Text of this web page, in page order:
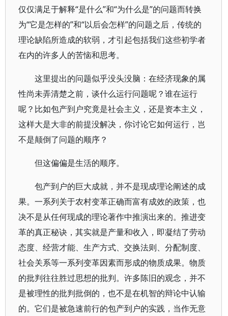
仅仅满足于解释“是什么”和“为什么是”的问题而转换
为“它是怎样的”和“以后会怎样”的问题之后，传统的
理论缺陷所造成的软弱，才引起包括我们这些初学者
在内的许多人的苦恼和思考。
这里提出的问题似乎没头没脑：在经济现象的属
性尚未弄清楚之前，谈什么运行问题呢？谁在运行
呢？比如包产到户究竟是社会主义，还是资本主义，
这样大是大非的前提没解决，你讨论它如何运行，岂
不是颠倒了问题的顺序？
但这偏偏是生活的顺序。
包产到户的巨大成就，并不是现成理论阐述的成
果。一系列关于农村变革正确而富有成效的政策，也
决不是从任何现成的理论著作中推演出来的。推进变
革的真正秘诀，其实就是产量和收入，即凝结了劳动
态度、经营才能、生产方式、交换法则、分配制度、
社会关系等一系列变革因素而形成的物质成果。物质
的批判往往胜过思想的批判。许多陈旧的观念，并不
是被理性的批判批倒的，也不是在机智的辩论中认输
的。它们是被急速前行的包产到户的实践，当作无意